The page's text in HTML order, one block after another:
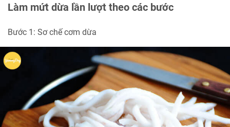
Làm mứt dừa lần lượt theo các bước
Bước 1: Sơ chế cơm dừa